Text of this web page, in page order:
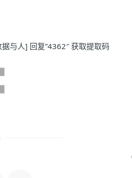
与人] 回复”4362″ 获取提取码